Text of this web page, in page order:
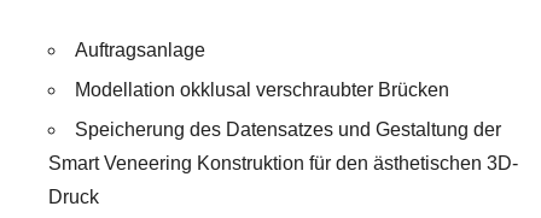
Auftragsanlage
Modellation okklusal verschraubter Brücken
Speicherung des Datensatzes und Gestaltung der
Smart Veneering Konstruktion für den ästhetischen 3D-
Druck